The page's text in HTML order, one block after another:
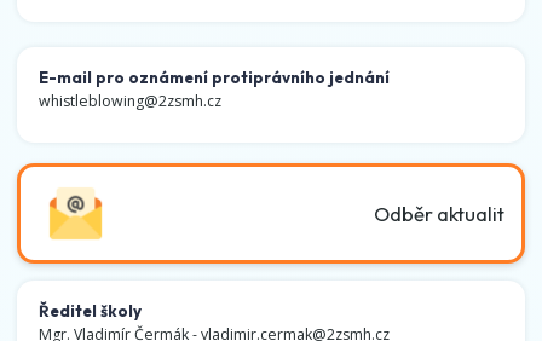
E-mail pro oznámení protiprávního jednání
whistleblowing@2zsmh.cz
Odběr aktualit
Ředitel školy
Mgr. Vladimír Čermák -vladimir.cermak@2zsmh.cz